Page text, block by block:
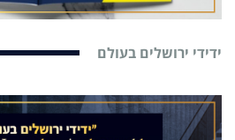
ידידי ירושלים בעולם